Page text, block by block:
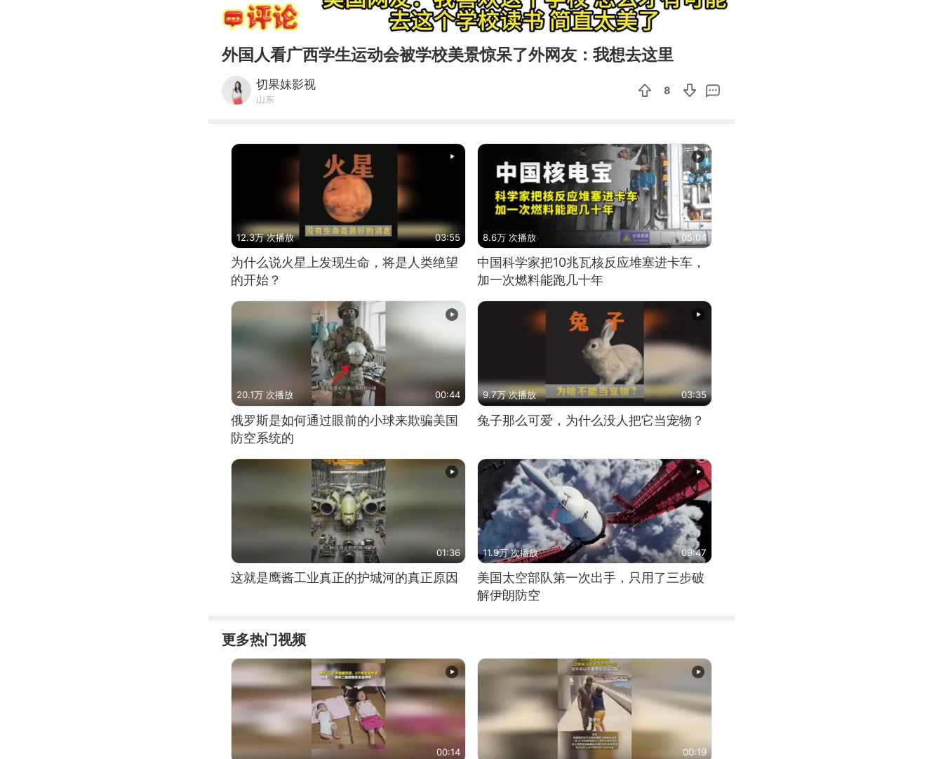
00:00
外国人看广西学生运动会被学校美景惊呆了外网友：我想去这里
切果妹影视
山东
8
12.3万 次播放 03:55
为什么说火星上发现生命，将是人类绝望
的开始？
8.6万 次播放 05:04
中国科学家把10兆瓦核反应堆塞进卡车，
加一次燃料能跑几十年
20.1万 次播放 00:44
俄罗斯是如何通过眼前的小球来欺骗美国
防空系统的
9.7万 次播放 03:35
兔子那么可爱，为什么没人把它当宠物？
01:36
这就是鹰酱工业真正的护城河的真正原因
11.9万 次播放 09:47
美国太空部队第一次出手，只用了三步破
解伊朗防空
更多热门视频
00:14 00:19